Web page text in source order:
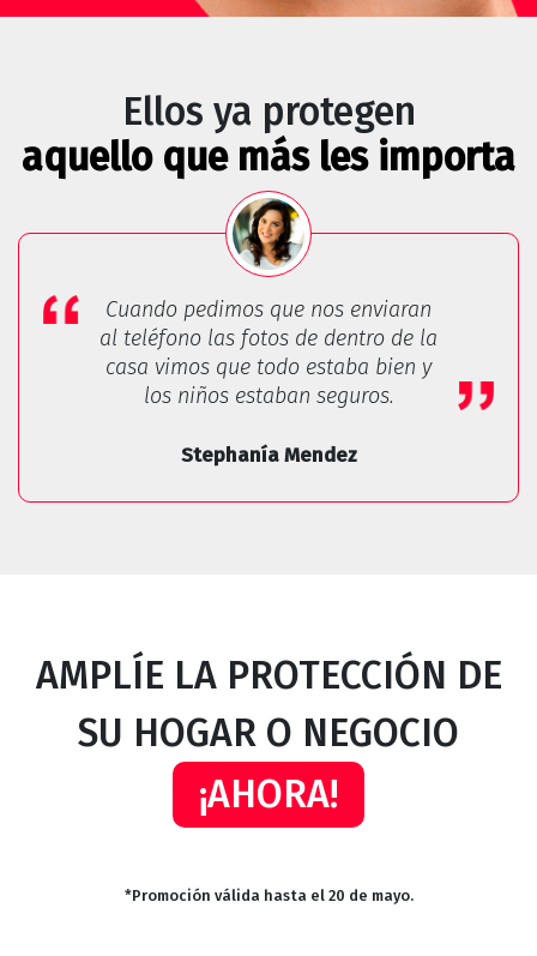
Ellos ya protegen
aquello que más les importa
Cuando pedimos que nos enviaran
al teléfono las fotos de dentro de la
casa vimos que todo estaba bien y
los niños estaban seguros.
Stephanía Mendez
AMPLÍE LA PROTECCIÓN DE
SU HOGAR O NEGOCIO
¡AHORA!
*Promoción válida hasta el 20 de mayo.